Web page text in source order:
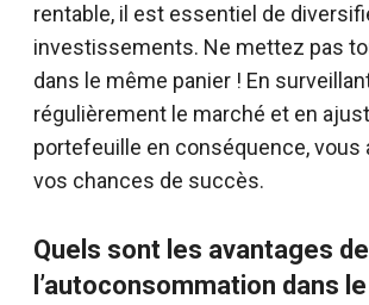
rentable, il est essentiel de
investissements. Ne mettez pas
dans le même panier ! En
régulièrement le marché et en
portefeuille en conséquence, vous
vos chances de succès.
Quels sont les avantages de
l’autoconsommation dans